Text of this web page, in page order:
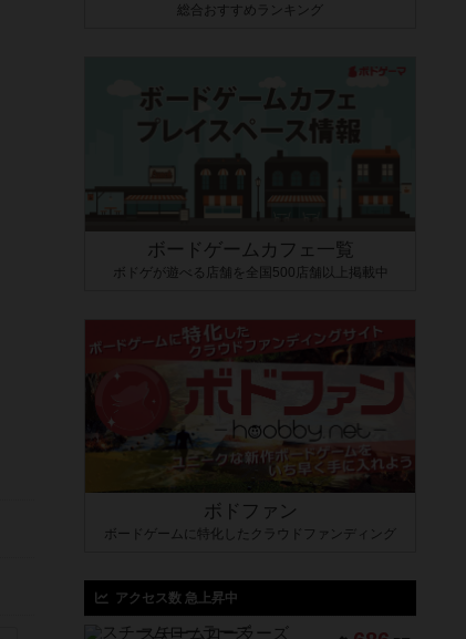
総合おすすめランキング
ボードゲームカフェ一覧
ボドゲが遊べる店舗を全国500店舗以上掲載中
ボドファン
ボードゲームに特化したクラウドファンディング
アクセス数 急上昇中
スチームローラーズ